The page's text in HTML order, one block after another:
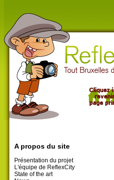
A propos du site
Présentation du projet
L'équipe de ReflexCity
State of the art